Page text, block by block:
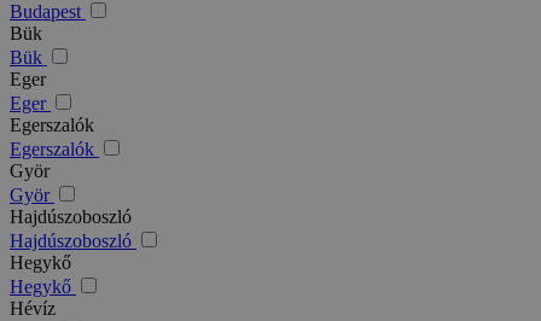
Budapest
Bük
Bük
Eger
Eger
Egerszalók
Egerszalók
Györ
Györ
Hajdúszoboszló
Hajdúszoboszló
Hegykő
Hegykő
Hévíz